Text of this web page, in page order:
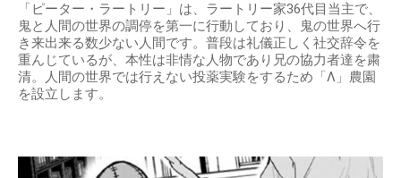
「ピーター・ラートリー」は、ラートリー家36代目当主で、
鬼と人間の世界の調停を第一に行動しており、鬼の世界へ行
き来出来る数少ない人間です。普段は礼儀正しく社交辞令を
重んじているが、本性は非情な人物であり兄の協力者達を粛
清。人間の世界では行えない投薬実験をするため「Λ」農園
を設立します。